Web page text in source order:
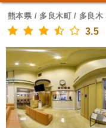
熊本県 / 多良木町 / 多良木
3.5